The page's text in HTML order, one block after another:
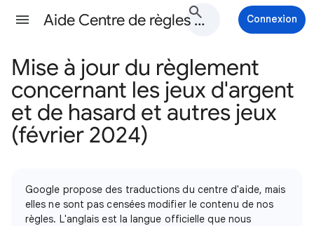
Aide Centre de règles Google Ads Connexion
Mise à jour du règlement
concernant les jeux d'argent
et de hasard et autres jeux
(février 2024)
Google propose des traductions du centre d'aide, mais
elles ne sont pas censées modifier le contenu de nos
règles. L'anglais est la langue officielle que nous